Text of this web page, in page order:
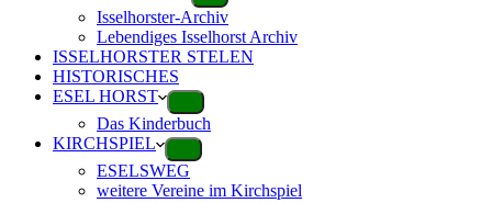
Isselhorster-Archiv
Lebendiges Isselhorst Archiv
ISSELHORSTER STELEN
HISTORISCHES
ESEL HORST
Das Kinderbuch
KIRCHSPIEL
ESELSWEG
weitere Vereine im Kirchspiel